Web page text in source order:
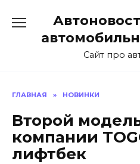
содержанию
Сайт про
ГЛАВНАЯ » НОВИНКИ
Второй
компании
лифтбек